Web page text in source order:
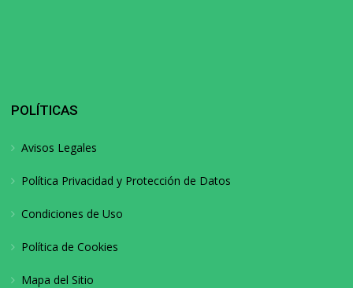
POLÍTICAS
Avisos Legales
Política Privacidad y Protección de Datos
Condiciones de Uso
Política de Cookies
Mapa del Sitio